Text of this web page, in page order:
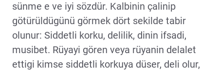
sünme e ve iyi sözdür. Kalbinin çalinip
götürüldügünü görmek dört sekilde tabir
olunur: Siddetli korku, delilik, dinin ifsadi,
musibet. Rüyayi gören veya rüyanin delalet
ettigi kimse siddetli korkuya düser, deli olur,